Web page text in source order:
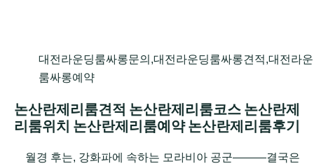
대전라운딩룸싸롱문의,대전라운딩룸싸롱견적,대전라
룸싸롱예약
논산란제리룸견적 논산란제리룸코스 논산란제
리룸위치 논산란제리룸예약 논산란제리룸후기
월경 후는, 강화파에 속하는 모라비아 공군―――결국은